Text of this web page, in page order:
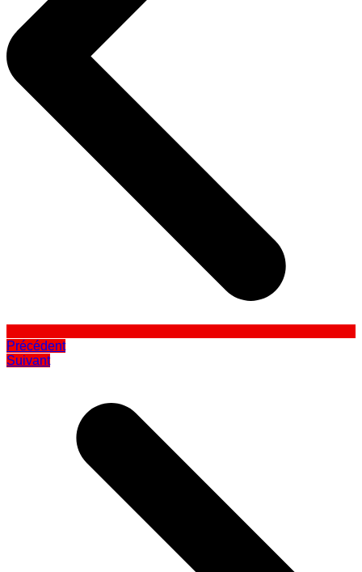
Précédent
Suivant